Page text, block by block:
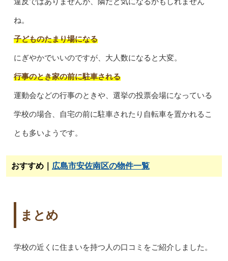
ね。
子どものたまり場になる
にぎやかでいいのですが、大人数になると大変。
行事のとき家の前に駐車される
運動会などの行事のときや、選挙の投票会場になっている
学校の場合、自宅の前に駐車されたり自転車を置かれるこ
とも多いようです。
おすすめ｜ 広島市安佐南区の物件一覧
まとめ
学校の近くに住まいを持つ人の口コミをご紹介しました。